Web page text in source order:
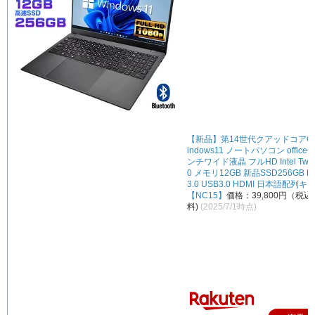
【新品】第14世代クアッドコア
indows11 ノートパソコン office
ンチワイド液晶 フルHD Intel
0 メモリ12GB 新品SSD256GB
3.0 USB3.0 HDMI 日本語配列キ
【NC15】 価格：39,800円（税込
料) (2025/7/1時点)